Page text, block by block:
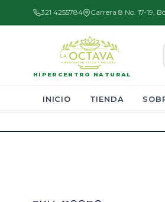
321 4255784 Carrera 8 No. 17-19,
HIPERCENTRO NATURAL
INICIO TIENDA